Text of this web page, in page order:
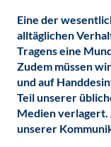
Eine der
alltäglichen
Tragens eine
Zudem müssen
und auf
Teil unserer
Medien verlagert.
unserer